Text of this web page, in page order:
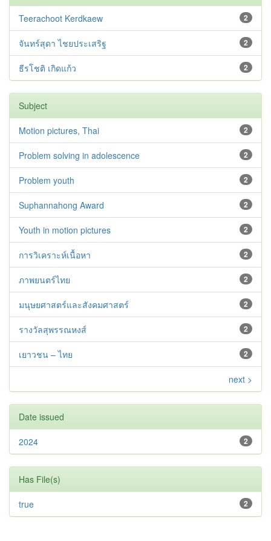
2
Teerachoot Kerdkaew
2
จันทร์สุดา ไชยประเสริฐ
2
ธีรโชติ เกิดแก้ว
Subject
2
Motion pictures, Thai
2
Problem solving in adolescence
2
Problem youth
2
Suphannahong Award
2
Youth in motion pictures
2
การวิเคราะห์เนื้อหา
2
ภาพยนตร์ไทย
2
มนุษยศาสตร์และสังคมศาสตร์
2
รางวัลสุพรรณหงส์
2
เยาวชน – ไทย
next >
Date issued
2
2024
Has File(s)
2
true